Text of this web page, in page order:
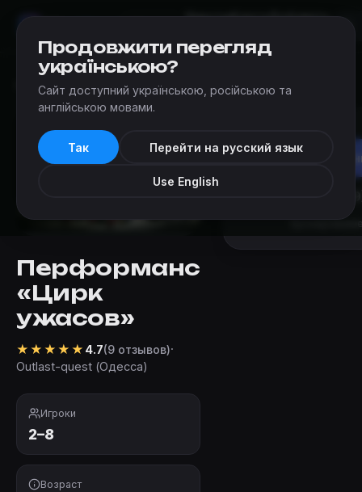
КвестыКартаДобавить
Квесты › Outlast-quest (Одесса) Цирк ужасов
Перформанс
«Цирк
ужасов»
★ ★ ★ ★ ★ 4.7(9 отзывов)·
Outlast-quest (Одесса)
Игроки
2–8
Возраст
Продовжити перегляд
українською?
Сайт доступний українською, російською та
англійською мовами.
Так Перейти на русский язык
Use English